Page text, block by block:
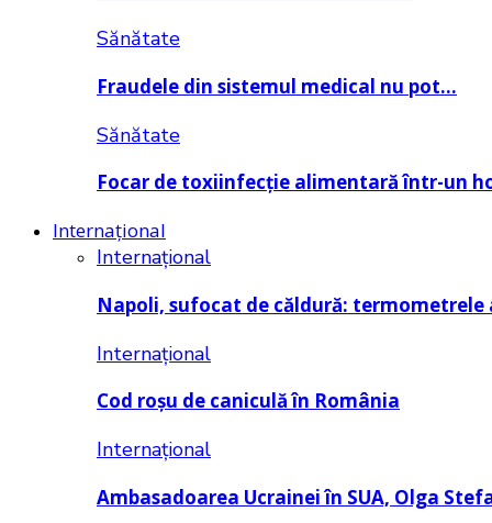
Sănătate
Fraudele din sistemul medical nu pot…
Sănătate
Focar de toxiinfecție alimentară într-un
Internațional
Internațional
Napoli, sufocat de căldură: termometrele
Internațional
Cod roșu de caniculă în România
Internațional
Ambasadoarea Ucrainei în SUA, Olga